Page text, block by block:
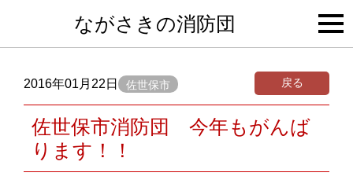
ながさきの消防団
2016年01月22日 佐世保市 戻る
佐世保市消防団 今年もがんば
ります！！